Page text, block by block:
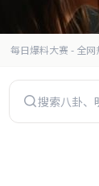
每日爆料大赛 - 全